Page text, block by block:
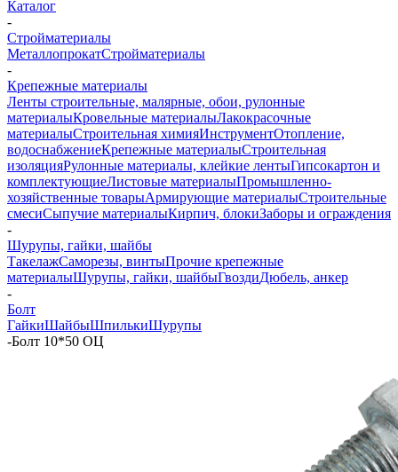
Каталог
-
Стройматериалы
МеталлопрокатСтройматериалы
-
Крепежные материалы
Ленты строительные, малярные, обои, рулонные
материалыКровельные материалыЛакокрасочные
материалыСтроительная химияИнструментОтопление,
водоснабжениеКрепежные материалыСтроительная
изоляцияРулонные материалы, клейкие лентыГипсокартон и
комплектующиеЛистовые материалыПромышленно-
хозяйственные товарыАрмирующие материалыСтроительные
смесиСыпучие материалыКирпич, блокиЗаборы и ограждения
-
Шурупы, гайки, шайбы
ТакелажСаморезы, винтыПрочие крепежные
материалыШурупы, гайки, шайбыГвоздиДюбель, анкер
-
Болт
ГайкиШайбыШпилькиШурупы
-Болт 10*50 ОЦ